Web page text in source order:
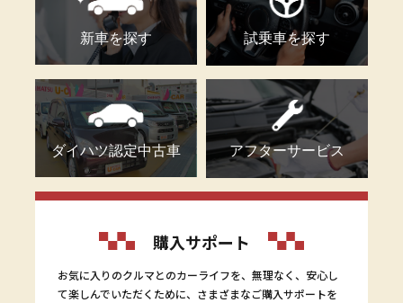
新車を探す 試乗車を探す
ダイハツ認定中古車 アフターサービス
購入サポート
お気に入りのクルマとのカーライフを、無理なく、安心し
て楽しんでいただくために、さまざまなご購入サポートを